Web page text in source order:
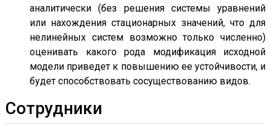
аналитически (без решения системы уравнений
или нахождения стационарных значений, что для
нелинейных систем возможно только численно)
оценивать какого рода модификация исходной
модели приведет к повышению ее устойчивости, и
будет способствовать сосуществованию видов.
Сотрудники